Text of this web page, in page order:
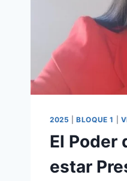
2025 |BLOQUE 1
El Poder
estar